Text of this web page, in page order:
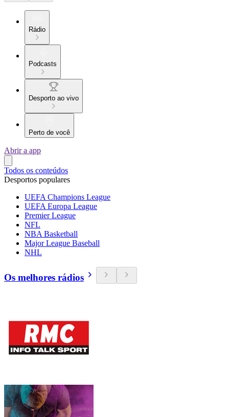
Rádio
Podcasts
Desporto ao vivo
Perto de você
Abrir a app
Todos os conteúdos
Desportos populares
UEFA Champions League
UEFA Europa League
Premier League
NFL
NBA Basketball
Major League Baseball
NHL
Os melhores rádios